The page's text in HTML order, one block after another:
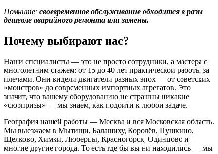
Помните: своевременное обслуживание обходится в разы
дешевле аварийного ремонта или замены.
Почему выбирают нас?
Наши специалисты — это не просто сотрудники, а мастера с
многолетним стажем: от 15 до 40 лет практической работы за
плечами. Они видели двигатели разных эпох — от советских
«монстров» до современных импортных агрегатов. Это
значит, что вашему оборудованию не страшны никакие
«сюрпризы» — мы знаем, как подойти к любой задаче.
География нашей работы — Москва и вся Московская область.
Мы выезжаем в Мытищи, Балашиху, Королёв, Пушкино,
Щёлково, Химки, Люберцы, Красногорск, Одинцово и
многие другие города. То есть где бы вы ни находились — мы